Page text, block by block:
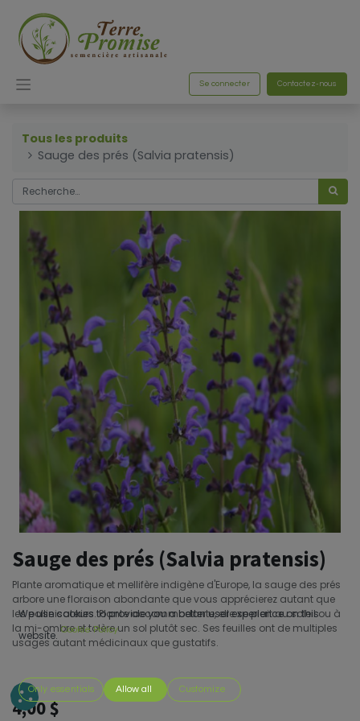
Se connecter Contactez-nous
Tous les produits
Sauge des prés (Salvia pratensis)
Sauge des prés (Salvia pratensis)
Plante aromatique et mellifère indigène d'Europe, la sauge des prés
arbore une floraison abondante que vous apprécierez autant que
les pollinisateurs. Plante accommodante, elle se plait au soleil ou à
la mi-ombre et tolère un sol plutôt sec. Ses feuilles ont de multiples
usages autant médicinaux que gustatifs.
4,00$
We use cookies to provide you a better user experience on this
website. Cookie Policy
Only essentials Allow all Customize